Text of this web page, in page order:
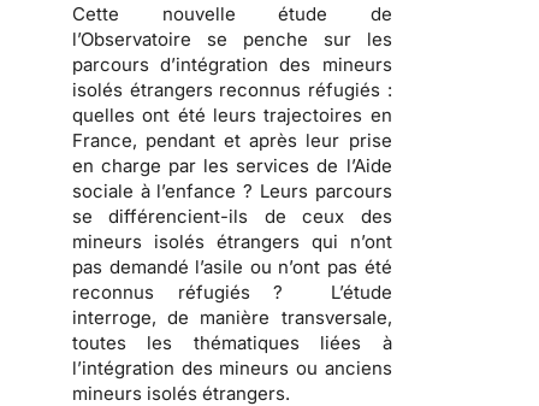
Cette nouvelle étude de
l’Observatoire se penche sur les
parcours d’intégration des mineurs
isolés étrangers reconnus réfugiés :
quelles ont été leurs trajectoires en
France, pendant et après leur prise
en charge par les services de l’Aide
sociale à l’enfance ? Leurs parcours
se différencient-ils de ceux des
mineurs isolés étrangers qui n’ont
pas demandé l’asile ou n’ont pas été
reconnus réfugiés ? L’étude
interroge, de manière transversale,
toutes les thématiques liées à
l’intégration des mineurs ou anciens
mineurs isolés étrangers.